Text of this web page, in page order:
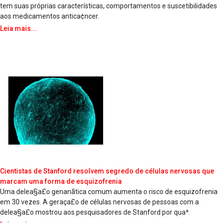
tem suas próprias caracterí­sticas, comportamentos e suscetibilidades
aos medicamentos antica¢ncer.
Leia mais...
Cientistas de Stanford resolvem segredo de células nervosas que
marcam uma forma de esquizofrenia
Uma delea§a£o genanãtica comum aumenta o risco de esquizofrenia
em 30 vezes. A geraça£o de células nervosas de pessoas com a
delea§a£o mostrou aos pesquisadores de Stanford por quaª.